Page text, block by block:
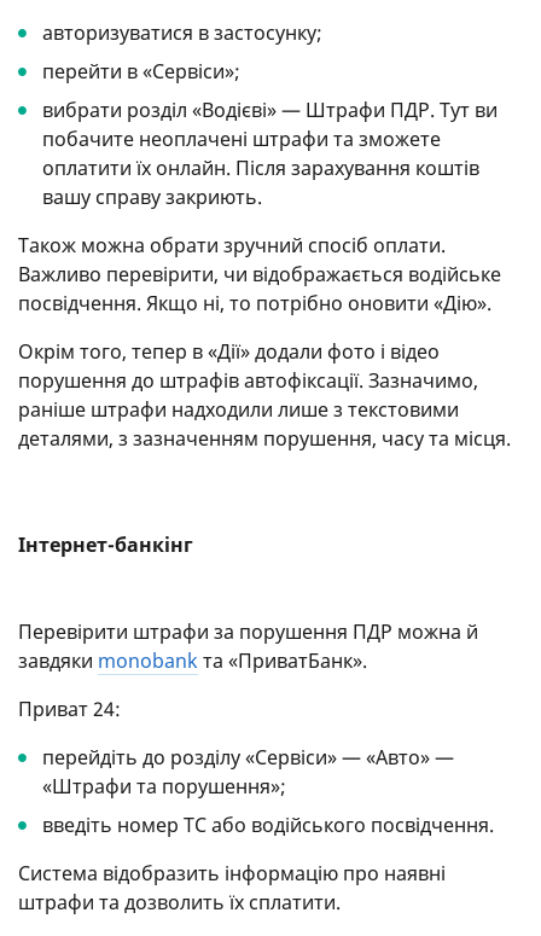
авторизуватися в застосунку;
перейти в «Сервіси»;
вибрати розділ «Водієві» — Штрафи ПДР. Тут ви
побачите неоплачені штрафи та зможете
оплатити їх онлайн. Після зарахування коштів
вашу справу закриють.
Також можна обрати зручний спосіб оплати.
Важливо перевірити, чи відображається водійське
посвідчення. Якщо ні, то потрібно оновити «Дію».
Окрім того, тепер в «Дії» додали фото і відео
порушення до штрафів автофіксації. Зазначимо,
раніше штрафи надходили лише з текстовими
деталями, з зазначенням порушення, часу та місця.
Інтернет-банкінг
Перевірити штрафи за порушення ПДР можна й
завдяки monobankта «ПриватБанк».
Приват 24:
перейдіть до розділу «Сервіси» — «Авто» —
«Штрафи та порушення»;
введіть номер ТС або водійського посвідчення.
Система відобразить інформацію про наявні
штрафи та дозволить їх сплатити.